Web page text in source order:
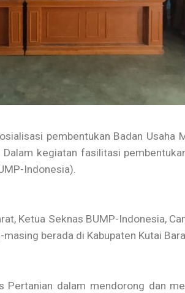
pembentukan Badan Usaha
kegiatan fasilitasi
Indonesia).
Ketua Seknas BUMP-Indonesia,
berada di Kabupaten Kutai
dalam mendorong dan